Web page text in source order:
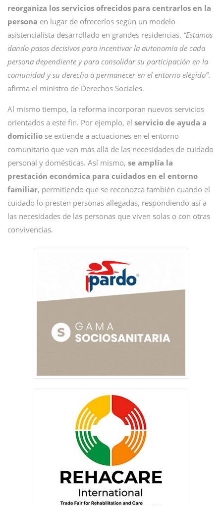
reorganiza los servicios ofrecidos para centrarlos en la
persona en lugar de ofrecerlos según un modelo
asistencialista desarrollado en grandes residencias. “Estamos
dando pasos decisivos para incentivar la autonomía de cada
persona dependiente y para consolidar su participación en la
comunidad y su derecho a permanecer en el entorno elegido”.
afirma el ministro de Derechos Sociales.
Al mismo tiempo, la reforma incorporan nuevos servicios
orientados a este fin. Por ejemplo, el servicio de ayuda a
domicilio se extiende a actuaciones en el entorno
comunitario que van más allá de las necesidades de cuidado
personal y domésticas. Así mismo, se amplía la
prestación económica para cuidados en el entorno
familiar, permitiendo que se reconozca también cuando el
cuidado lo presten personas allegadas, respondiendo así a
las necesidades de las personas que viven solas o con otras
convivencias.